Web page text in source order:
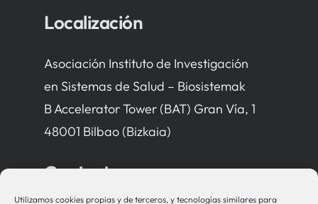
Utilizamos cookies propias y de terceros, y tecnologías similares para
Localización
Asociación Instituto de Investigación
en Sistemas de Salud – Biosistemak
B Accelerator Tower (BAT) Gran Vía, 1
48001 Bilbao (Bizkaia)
Contacto